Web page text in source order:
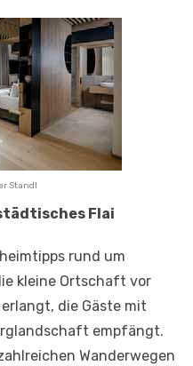
Standl
Flai
rund um
kleine Ortschaft vor
die Gäste mit
empfängt.
Wanderwegen